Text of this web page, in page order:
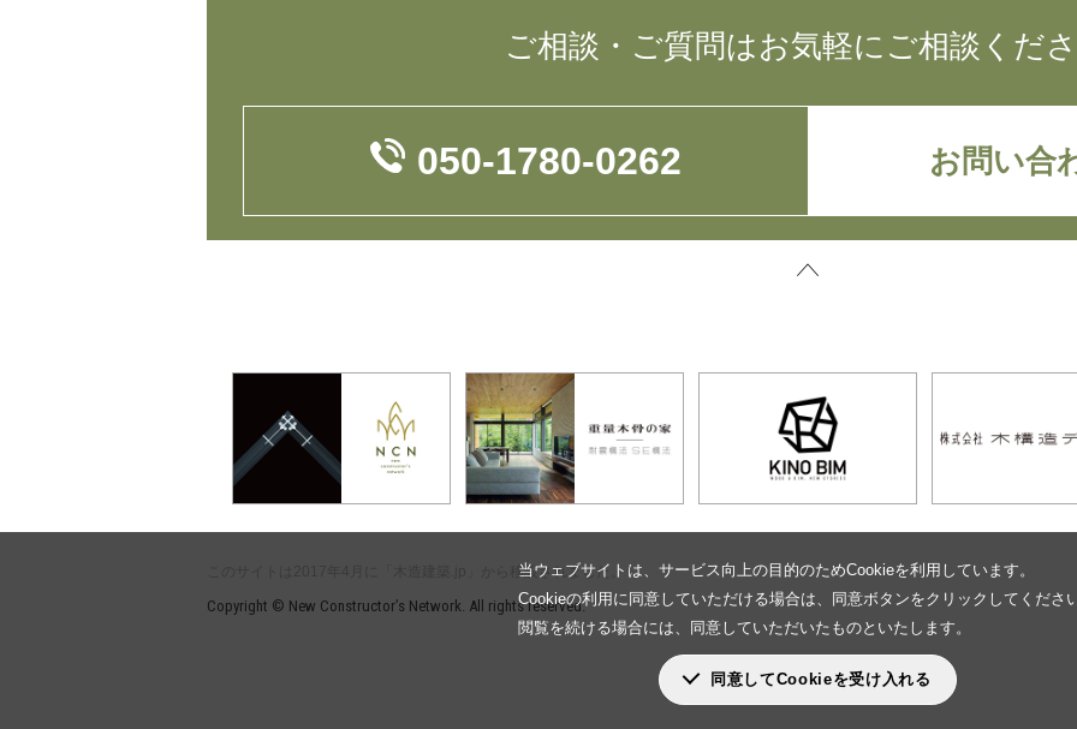
当ウェブサイトは、サービス向上の目的のためCookieを利用しています。
Cookieの利用に同意していただける場合は、同意ボタンをクリックしてくださ
閲覧を続ける場合には、同意していただいたものといたします。
同意してCookieを受け入れる
ご相談・ご質問はお気軽にご相談くだ
050-1780-0262 お問い合
このサイトは2017年4月に「木造建築.jp」から移設されました。
Copyright © New Constructor’s Network. All rights reserved.